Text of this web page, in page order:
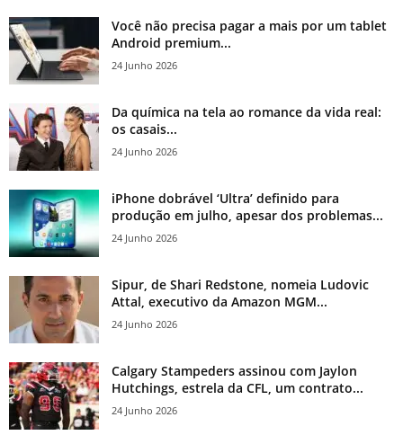
Você não precisa pagar a mais por um tablet
Android premium...
24 Junho 2026
Da química na tela ao romance da vida real:
os casais...
24 Junho 2026
iPhone dobrável ‘Ultra’ definido para
produção em julho, apesar dos problemas...
24 Junho 2026
Sipur, de Shari Redstone, nomeia Ludovic
Attal, executivo da Amazon MGM...
24 Junho 2026
Calgary Stampeders assinou com Jaylon
Hutchings, estrela da CFL, um contrato...
24 Junho 2026